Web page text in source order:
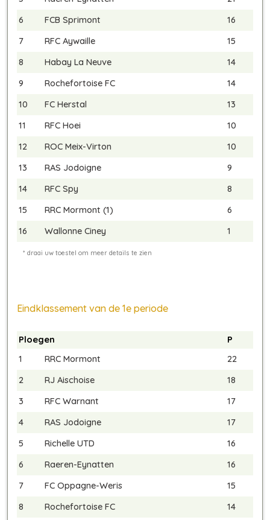
6
FCB Sprimont
16
7
RFC Aywaille
15
8
Habay La Neuve
14
9
Rochefortoise FC
14
10
FC Herstal
13
11
RFC Hoei
10
12
ROC Meix-Virton
10
13
RAS Jodoigne
9
14
RFC Spy
8
15
RRC Mormont (1)
6
16
Wallonne Ciney 1
Eindklassement van de 1e periode
Ploegen
P
1
RRC Mormont
22
2
RJ Aischoise
18
3
RFC Warnant
17
4
RAS Jodoigne
17
5
Richelle UTD
16
6
Raeren-Eynatten
16
7
FC Oppagne-Weris
15
8
Rochefortoise FC
14